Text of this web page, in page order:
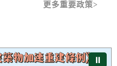
更多重要政策
⏸
速重建條例》及《都市更新條